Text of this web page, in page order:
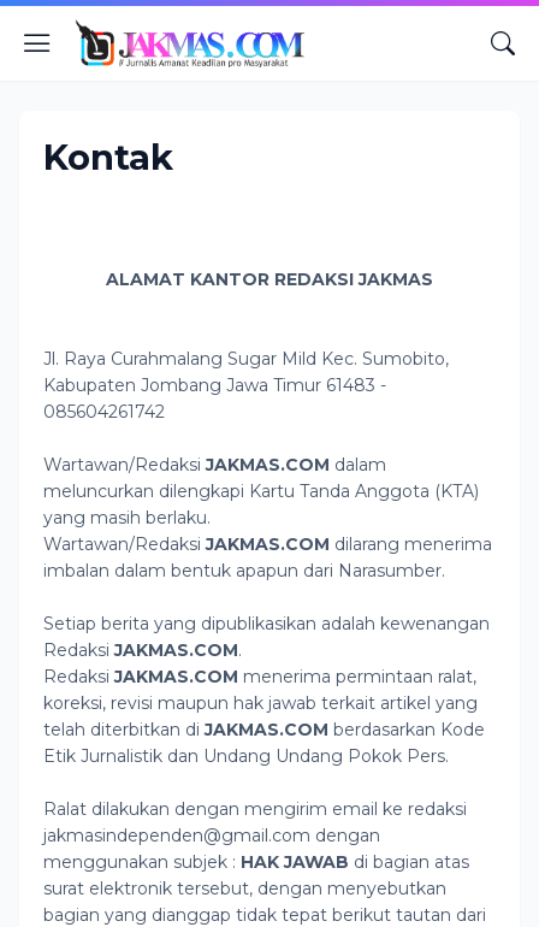
Kontak
ALAMAT KANTOR REDAKSI JAKMAS
Jl. Raya Curahmalang Sugar Mild Kec. Sumobito,
Kabupaten Jombang Jawa Timur 61483 -
085604261742
Wartawan/RedaksiJAKMAS.COM dalam
meluncurkan dilengkapi Kartu Tanda Anggota (KTA)
yang masih berlaku.
Wartawan/RedaksiJAKMAS.COM dilarang menerima
imbalan dalam bentuk apapun dari Narasumber.
Setiap berita yang dipublikasikan adalah kewenangan
RedaksiJAKMAS.COM.
RedaksiJAKMAS.COM menerima permintaan ralat,
koreksi, revisi maupun hak jawab terkait artikel yang
telah diterbitkan diJAKMAS.COM berdasarkan Kode
Etik Jurnalistik dan Undang Undang Pokok Pers.
Ralat dilakukan dengan mengirim email ke redaksi
jakmasindependen@gmail.com dengan
menggunakan subjek : HAK JAWAB di bagian atas
surat elektronik tersebut, dengan menyebutkan
bagian yang dianggap tidak tepat berikut tautan dari